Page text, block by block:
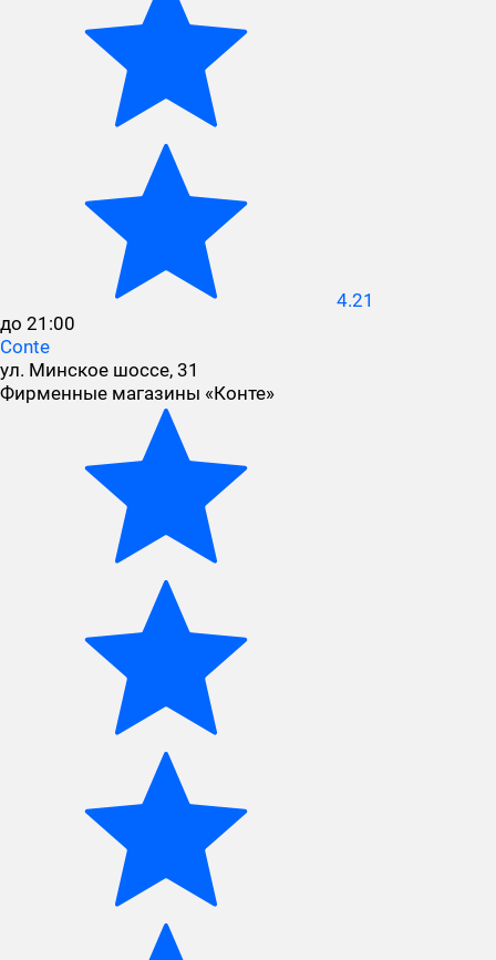
4.21
до 21:00
Conte
ул. Минское шоссе, 31
Фирменные магазины «Конте»